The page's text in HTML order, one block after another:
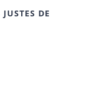
DE